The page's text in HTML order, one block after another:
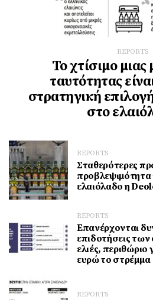
REPORTS
Το χτίσιμο μιας
ταυτότητας
στρατηγική
στο
REPORTS
Σταθερότερες
προβλεψιμότητα
ελαιόλαδο η
REPORTS
Επανέρχονται
επιδοτήσεις
ελιές, περιθώριο
ευρώ το στρέμμα
REPORTS